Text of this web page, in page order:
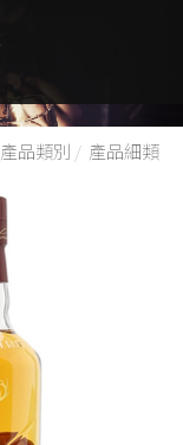
產品類別 / 產品細類